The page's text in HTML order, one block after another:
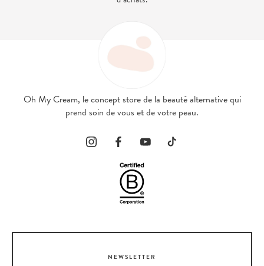
Oh My Cream, le concept store de la beauté alternative qui
prend soin de vous et de votre peau.
NEWSLETTER